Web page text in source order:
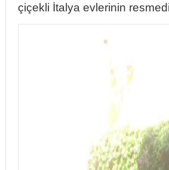
çiçekli İtalya evlerinin